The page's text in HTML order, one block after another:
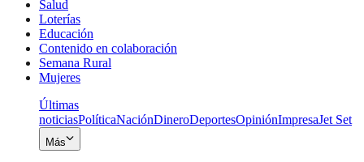
Salud
Loterías
Educación
Contenido en colaboración
Semana Rural
Mujeres
Últimas
noticiasPolíticaNaciónDineroDeportesOpiniónImpresaJet Set
Más